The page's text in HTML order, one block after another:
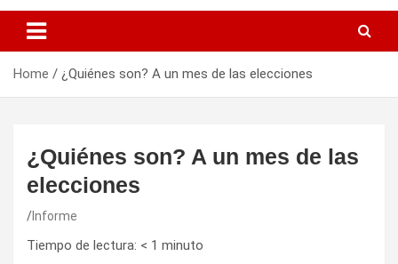
Home ¿Quiénes son? A un mes de las elecciones
¿Quiénes son? A un mes de las
elecciones
Informe
Tiempo de lectura: < 1 minuto